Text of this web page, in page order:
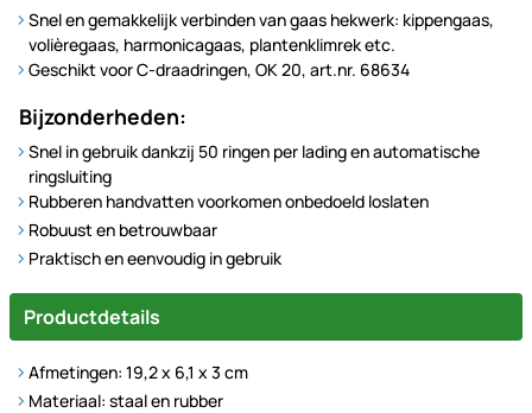
Snel en gemakkelijk verbinden van gaas hekwerk: kippengaas,
volièregaas, harmonicagaas, plantenklimrek etc.
Geschikt voor C-draadringen, OK 20, art.nr. 68634
Bijzonderheden:
Snel in gebruik dankzij 50 ringen per lading en automatische
ringsluiting
Rubberen handvatten voorkomen onbedoeld loslaten
Robuust en betrouwbaar
Praktisch en eenvoudig in gebruik
Productdetails
Afmetingen: 19,2 x 6,1 x 3 cm
Materiaal: staal en rubber